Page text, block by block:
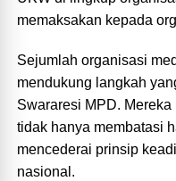
memaksakan kepada
Sejumlah organisasi
mendukung langkah
Swararesi MPD.
tidak hanya membatasi
mencederai prinsip
nasional.